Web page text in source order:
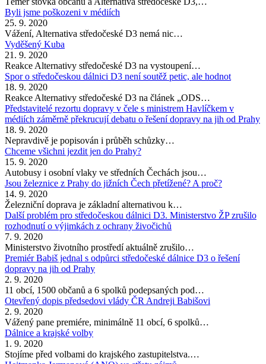
Byli jsme poškozeni v médiích
25. 9. 2020
Vážení, Alternativa středočeské D3 nemá nic…
Vyděšený Kuba
21. 9. 2020
Reakce Alternativy středočeské D3 na vystoupení…
Spor o středočeskou dálnici D3 není soutěž petic, ale hodnot
18. 9. 2020
Reakce Alternativy středočeské D3 na článek „ODS…
Představitelé rezortu dopravy v čele s ministrem Havlíčkem v
médiích záměrně překrucují debatu o řešení dopravy na jih od Prahy
18. 9. 2020
Nepravdivě je popisován i průběh schůzky…
Chceme všichni jezdit jen do Prahy?
15. 9. 2020
Autobusy i osobní vlaky ve středních Čechách jsou…
Jsou železnice z Prahy do jižních Čech přetížené? A proč?
14. 9. 2020
Železniční doprava je základní alternativou k…
Další problém pro středočeskou dálnici D3. Ministerstvo ŽP zrušilo
rozhodnutí o výjimkách z ochrany živočichů
7. 9. 2020
Ministerstvo životního prostředí aktuálně zrušilo…
Premiér Babiš jednal s odpůrci středočeské dálnice D3 o řešení
dopravy na jih od Prahy
2. 9. 2020
11 obcí, 1500 občanů a 6 spolků podepsaných pod…
Otevřený dopis předsedovi vlády ČR Andreji Babišovi
2. 9. 2020
Vážený pane premiére, minimálně 11 obcí, 6 spolků…
Dálnice a krajské volby
1. 9. 2020
Stojíme před volbami do krajského zastupitelstva.…